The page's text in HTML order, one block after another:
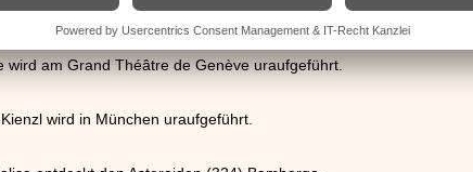
wird am Grand Théâtre de Genève uraufgeführt.
wird in München uraufgeführt.